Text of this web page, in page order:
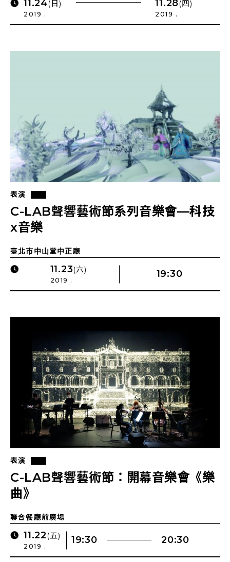
11.24(日)
2019 .
11.28(四)
2019 .
表演
C-LAB聲響藝術節系列音樂會—科技
x音樂
臺北市中山堂中正廳
11.23(六)
2019 .
19:30
表演
C-LAB聲響藝術節：開幕音樂會《樂
曲》
聯合餐廳前廣場
11.22(五)
2019 .
19:30 20:30